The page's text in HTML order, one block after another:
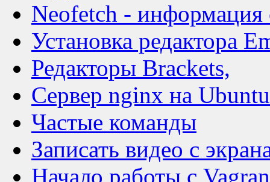
Neofetch - информация
Установка редактора
Редакторы Brackets,
Сервер nginx на Ubuntu
Частые команды
Записать видео с
Начало работы с